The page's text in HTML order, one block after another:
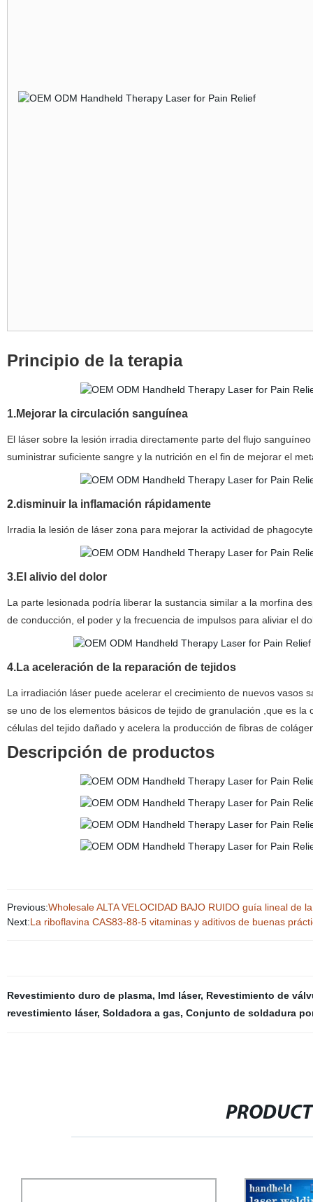
Principio de la terapia
1.Mejorar la circulación sanguínea
El láser sobre la lesión irradia directamente parte del flujo
suministrar suficiente sangre y la nutrición en el fin de mejorar el
2.disminuir la inflamación rápidamente
Irradia la lesión de láser zona para mejorar la actividad de
3.El alivio del dolor
La parte lesionada podría liberar la sustancia similar a la morfina
de conducción, el poder y la frecuencia de impulsos para aliviar el
4.La aceleración de la reparación de tejidos
La irradiación láser puede acelerar el crecimiento de nuevos
se uno de los elementos básicos de tejido de granulación ,que es
células del tejido dañado y acelera la producción de fibras de
Descripción de productos
Previous:Wholesale ALTA VELOCIDAD BAJO RUIDO guía lineal
Next:La riboflavina CAS83-88-5 vitaminas y aditivos de buenas
Revestimiento duro de plasma, lmd láser, Revestimiento de
revestimiento láser, Soldadora a gas, Conjunto de soldadura